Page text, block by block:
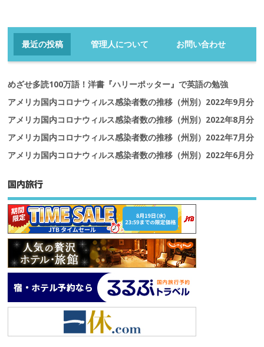
最近の投稿 管理人について お問い合わせ
めざせ多読100万語！洋書『ハリーポッター』で英語の勉強
アメリカ国内コロナウィルス感染者数の推移（州別）2022年9月分
アメリカ国内コロナウィルス感染者数の推移（州別）2022年8月分
アメリカ国内コロナウィルス感染者数の推移（州別）2022年7月分
アメリカ国内コロナウィルス感染者数の推移（州別）2022年6月分
国内旅行